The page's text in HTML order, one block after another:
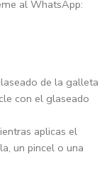
al WhatsApp:
de la galleta
con el glaseado
aplicas el
un pincel o una